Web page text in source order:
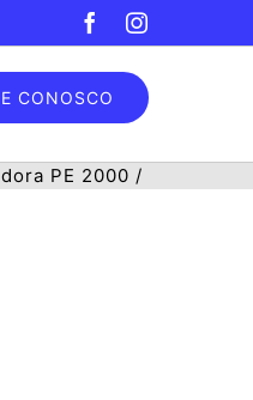
Facebook
CONOSCO
PE 2000